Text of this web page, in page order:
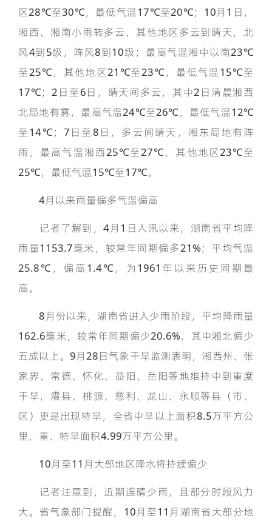
区28℃至30℃，最低气温17℃至20℃；10月1日，
湘西、湘南小雨转多云，其他地区多云到晴天，北
风4到5级，阵风8到10级；最高气温湘中以南23℃
至25℃，其他地区21℃至23℃，最低气温15℃至
17℃；2日至6日，晴天间多云，其中2日清晨湘西
北局地有雾，最高气温24℃至26℃，最低气温12℃
至14℃；7日至8日，多云间晴天，湘东局地有阵
雨，最高气温湘西25℃至27℃，其他地区23℃至
25℃，最低气温15℃至17℃。
4月以来雨量偏多气温偏高
记者了解到，4月1日入汛以来，湖南省平均降
雨量1153.7毫米，较常年同期偏多21%；平均气温
25.8℃，偏高1.4℃，为1961年以来历史同期最
高。
8月份以来，湖南省进入少雨阶段，平均降雨量
162.6毫米，较常年同期偏少20.6%，其中湘北偏少
五成以上。9月28日气象干旱监测表明，湘西州、张
家界、常德、怀化、益阳、岳阳等地维持中到重度
干旱，澧县、桃源、慈利、龙山、永顺等县（市、
区）更是出现特旱，全省中旱以上面积8.5万平方公
里，重、特旱面积4.99万平方公里。
10月至11月大部地区降水将持续偏少
记者注意到，近期连晴少雨，且部分时段风力
大。省气象部门提醒，10月至11月湖南省大部分地